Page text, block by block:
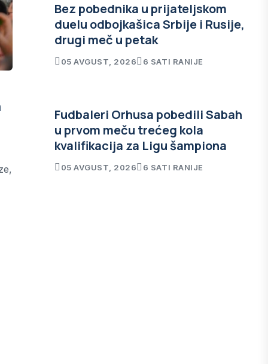
Bez pobednika u prijateljskom
duelu odbojkašica Srbije i Rusije,
drugi meč u petak
05 AVGUST, 2026 6 SATI RANIJE
Fudbaleri Orhusa pobedili Sabah
u prvom meču trećeg kola
kvalifikacija za Ligu šampiona
05 AVGUST, 2026 6 SATI RANIJE